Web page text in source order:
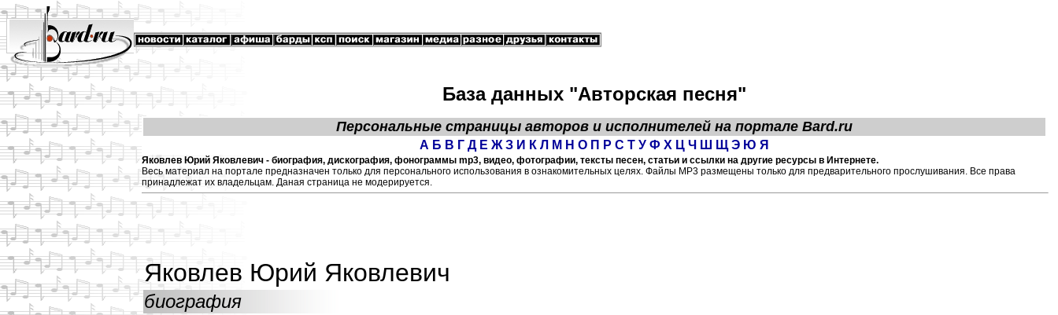
База данных "Авторская песня"
Персональные страницы авторов и исполнителей на портале Bard.ru
А Б В Г Д Е Ж З И К Л М Н О П Р С Т У Ф Х Ц Ч Ш Щ Э Ю Я
Яковлев Юрий Яковлевич - биография, дискография, фонограммы mp3, видео, фотографии, тексты песен, статьи и ссылки на другие ресурсы в Интернете.
Весь материал на портале предназначен только для персонального использования в ознакомительных целях. Файлы МР3 размещены только для предварительного прослушивания. Все права
принадлежат их владельцам. Даная страница не модерируется.
Яковлев Юрий Яковлевич
биография